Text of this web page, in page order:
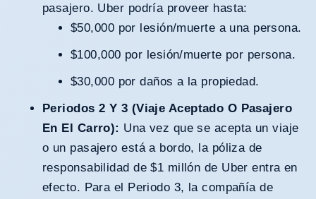
pasajero. Uber podría proveer hasta:
$50,000 por lesión/muerte a una persona.
$100,000 por lesión/muerte por persona.
$30,000 por daños a la propiedad.
Periodos 2 Y 3 (Viaje Aceptado O Pasajero
En El Carro): Una vez que se acepta un viaje
o un pasajero está a bordo, la póliza de
responsabilidad de $1 millón de Uber entra en
efecto. Para el Periodo 3, la compañía de